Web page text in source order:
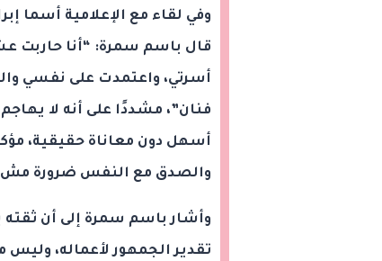
وفي لقاء مع الإعلامية أسما
قال باسم سمرة: “أنا حاربت
أسرتي، واعتمدت على نفسي
فنان”، مشددًا على أنه لا
أسهل دون معاناة حقيقية،
والصدق مع النفس ضرورة مش
وأشار باسم سمرة إلى أن ثقته
تقدير الجمهور لأعماله،